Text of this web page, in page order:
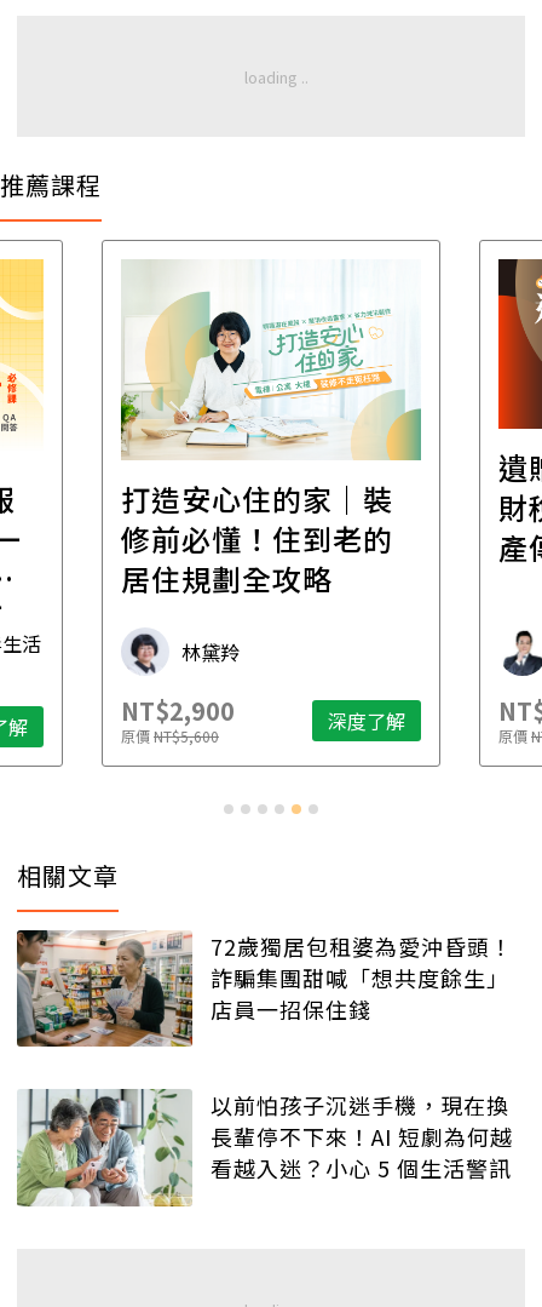
推薦課程
活
解
打造安心住的家｜裝
修前必懂！住到老的
居住規劃全攻略
林黛羚
NT$2,900
原價NT$5,600 深度了解
遺
財
產
原價
相關文章
72歲獨居包租婆為愛沖昏頭！
詐騙集團甜喊「想共度餘生」
店員一招保住錢
以前怕孩子沉迷手機，現在換
長輩停不下來！AI 短劇為何越
看越入迷？小心 5 個生活警訊